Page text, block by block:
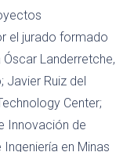
el jurado formado
Óscar Landerretche,
Ruiz del
Center;
Innovación de
en Minas